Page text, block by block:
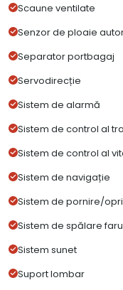
Scaune ventilate
Senzor de ploaie
Separator portbagaj
Servodirecție
Sistem de alarmă
Sistem de control al
Sistem de control al
Sistem de navigație
Sistem de pornire/
Sistem de spălare
Sistem sunet
Suport lombar